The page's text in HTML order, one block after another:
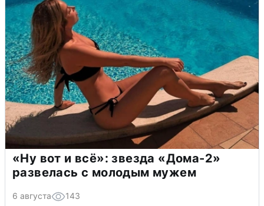
«Ну вот и всё»: звезда «Дома-2»
развелась с молодым мужем
6 августа 143